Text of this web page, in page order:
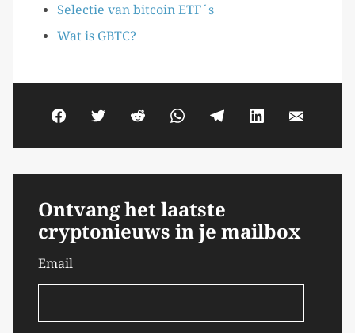
Selectie van bitcoin ETF´s
Wat is GBTC?
Ontvang het laatste
cryptonieuws in je mailbox
Email